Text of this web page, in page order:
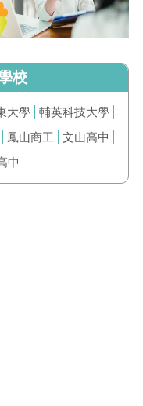
校
大學
輔英科技大學
鳳山商工
文山高中
中